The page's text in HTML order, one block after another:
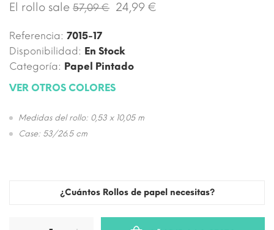
El rollo sale 57,09 € 24,99 €
Referencia: 7015-17
Disponibilidad: En Stock
Categoría: Papel Pintado
VER OTROS COLORES
Medidas del rollo: 0,53 x 10,05 m
Case: 53/26.5 cm
¿Cuántos Rollos de papel necesitas?